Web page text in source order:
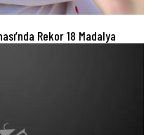
Rekor 18 Madalya